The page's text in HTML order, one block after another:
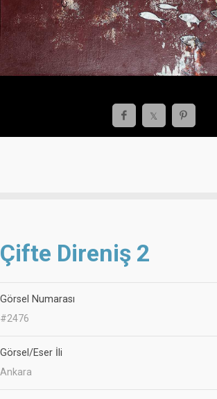
Çifte Direniş 2
Görsel Numarası
#2476
Görsel/Eser İli
Ankara